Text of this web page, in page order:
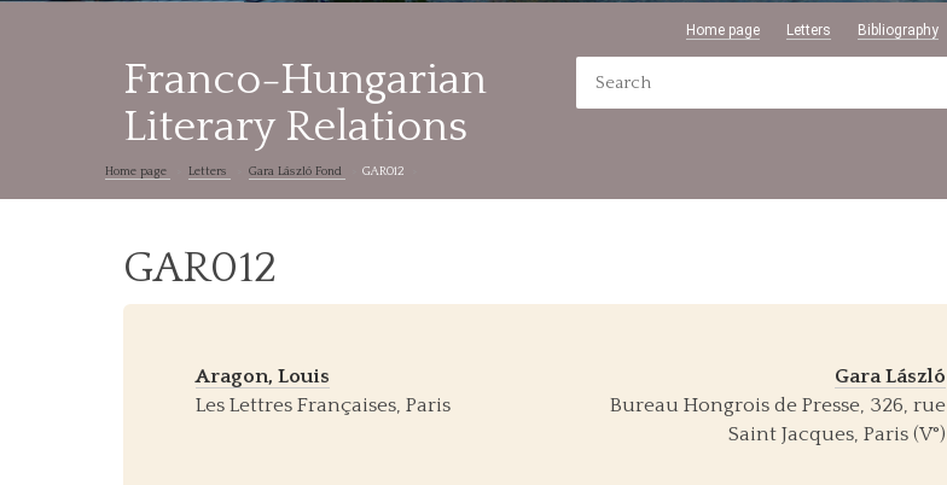
Home page Letters Bibliography
Franco-Hungarian
Literary Relations
Home page Letters Gara László Fond GAR012
GAR012
Aragon, Louis
Gara László
Les Lettres Françaises, Paris
Bureau Hongrois de Presse, 326, rue
Saint Jacques, Paris (V°)